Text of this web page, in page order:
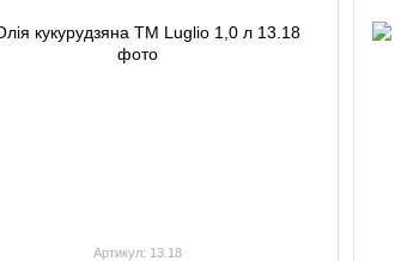
Артикул: 13.18